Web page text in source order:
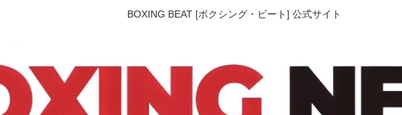
BOXING BEAT [ボクシング・ビート] 公式サイト